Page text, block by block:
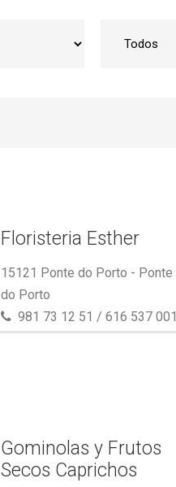
Floristeria Esther
15121 Ponte do Porto - Ponte
do Porto
981 73 12 51 / 616 537 001
Gominolas y Frutos
Secos Caprichos